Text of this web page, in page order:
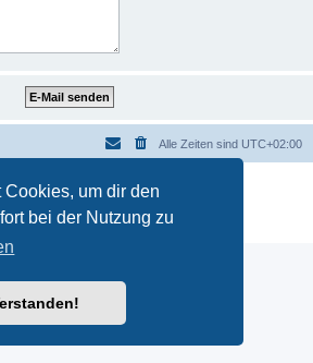
um dir den
bei der Nutzung zu
Alle Zeiten sind UTC+02:00
phpBB
® Forum Software © phpBB Limited
Übersetzung durch
|Nutzungsbedingungen